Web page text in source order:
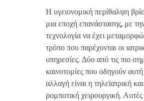
Η υγειονομική περίθαλψη
μια εποχή επανάστασης, με
τεχνολογία να έχει
τρόπο που παρέχονται οι
υπηρεσίες. Δύο από τις πιο
καινοτομίες που οδηγούν
αλλαγή είναι η τηλεϊατρική
ρομποτική χειρουργική. Αυτές